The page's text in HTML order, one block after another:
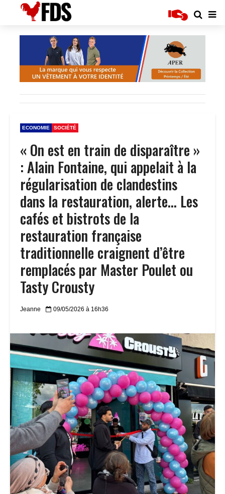
ECONOMIE SOCIÉTÉ
« On est en train de disparaître »
: Alain Fontaine, qui appelait à la
régularisation de clandestins
dans la restauration, alerte… Les
cafés et bistrots de la
restauration française
traditionnelle craignent d’être
remplacés par Master Poulet ou
Tasty Crousty
Jeanne 09/05/2026 à 16h36